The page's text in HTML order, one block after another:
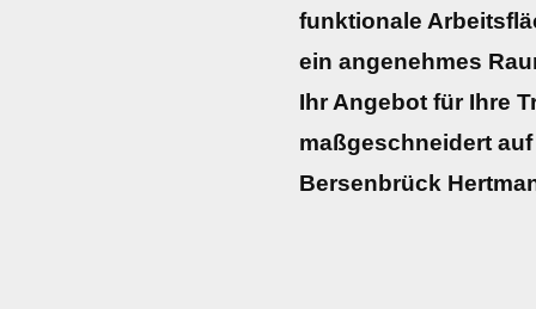
funktionale
ein angenehmes
Ihr Angebot für Ihre
maßgeschneidert
Bersenbrück